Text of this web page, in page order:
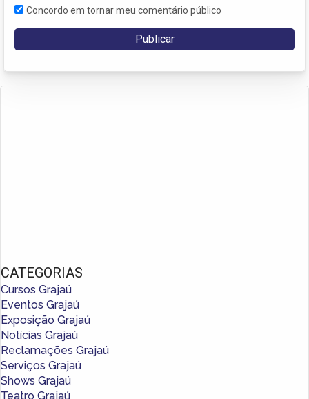
Concordo em tornar meu comentário público
CATEGORIAS
Cursos Grajaú
Eventos Grajaú
Exposição Grajaú
Notícias Grajaú
Reclamações Grajaú
Serviços Grajaú
Shows Grajaú
Teatro Grajaú